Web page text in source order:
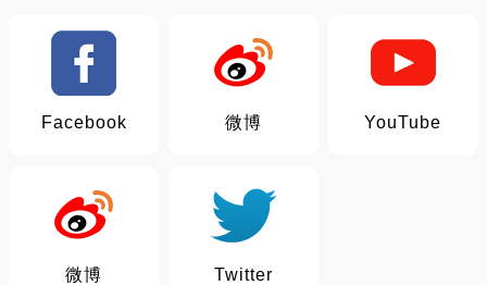
Facebook 微博 YouTube
微博 Twitter